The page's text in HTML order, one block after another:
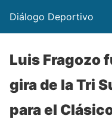
Diálogo Deportivo
Luis Fragozo
gira de la Tri
para el